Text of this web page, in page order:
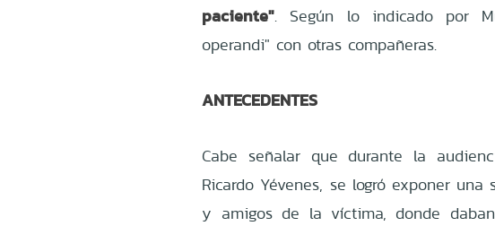
paciente". Según lo indicado por
operandi" con otras compañeras.
ANTECEDENTES
Cabe señalar que durante la
Ricardo Yévenes, se logró exponer
y amigos de la víctima, donde